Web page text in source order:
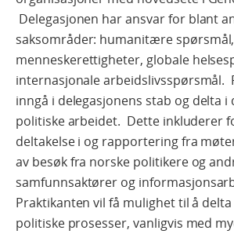
Delegasjonen har ansvar for blant
saksområder: humanitære
menneskerettigheter, globale
internasjonale arbeidslivsspørsmål.
inngå i delegasjonens stab og delta i
politiske arbeidet. Dette inkluderer
deltakelse i og rapportering fra
av besøk fra norske politikere og
samfunnsaktører og
Praktikanten vil få mulighet til å
politiske prosesser, vanligvis med